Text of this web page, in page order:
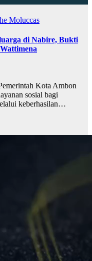
Moluccas
di Nabire, Bukti
Kota Ambon
sosial bagi
keberhasilan…